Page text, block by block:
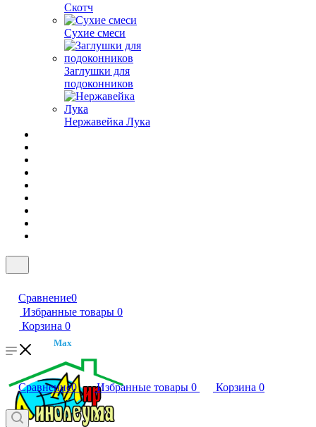
Скотч
Сухие смеси
Заглушки для
подоконников
Нержавейка Лука
Сравнение0
Избранные товары 0
Корзина 0
Max
Сравнение0 Избранные товары 0 Корзина 0